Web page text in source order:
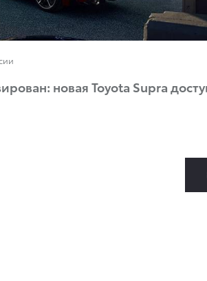
новая Toyota Supra